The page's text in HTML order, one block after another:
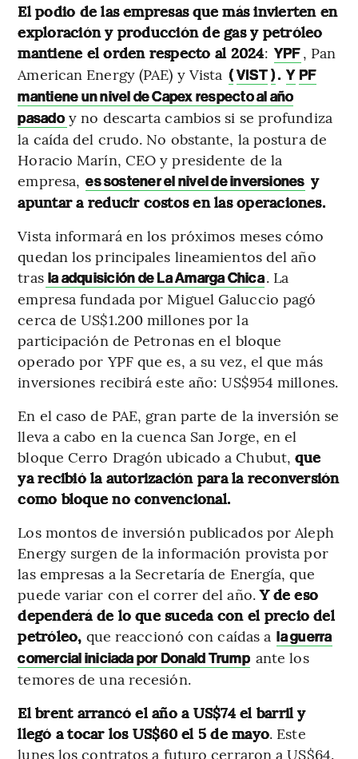
El podio de las empresas que más invierten en
exploración y producción de gas y petróleo
mantiene el orden respecto al 2024: YPF, Pan
American Energy (PAE) y Vista (VIST). Y PF
mantiene un nivel de Capex respecto al año
pasado y no descarta cambios si se profundiza
la caída del crudo. No obstante, la postura de
Horacio Marín, CEO y presidente de la
empresa, es sostener el nivel de inversiones y
apuntar a reducir costos en las operaciones.
Vista informará en los próximos meses cómo
quedan los principales lineamientos del año
tras la adquisición de La Amarga Chica. La
empresa fundada por Miguel Galuccio pagó
cerca de US$1.200 millones por la
participación de Petronas en el bloque
operado por YPF que es, a su vez, el que más
inversiones recibirá este año: US$954 millones.
En el caso de PAE, gran parte de la inversión se
lleva a cabo en la cuenca San Jorge, en el
bloque Cerro Dragón ubicado a Chubut, que
ya recibió la autorización para la reconversión
como bloque no convencional.
Los montos de inversión publicados por Aleph
Energy surgen de la información provista por
las empresas a la Secretaría de Energía, que
puede variar con el correr del año.Y de eso
dependerá de lo que suceda con el precio del
petróleo, que reaccionó con caídas a la guerra
comercial iniciada por Donald Trump ante los
temores de una recesión.
El brent arrancó el año a US$74 el barril y
llegó a tocar los US$60 el 5 de mayo. Este
lunes los contratos a futuro cerraron a US$64.